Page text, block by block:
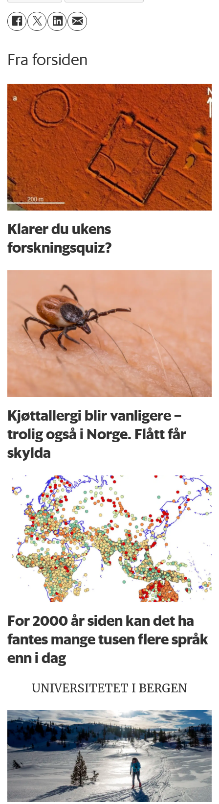
Fra forsiden
Klarer du ukens
forskningsquiz?
Kjøttallergi blir vanligere –
trolig også i Norge. Flått får
skylda
For 2000 år siden kan det ha
fantes mange tusen flere språk
enn i dag
UNIVERSITETET I BERGEN